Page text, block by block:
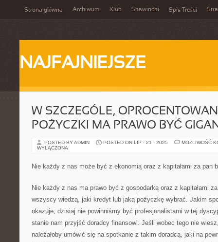
Strona główna Archiwum Klub Skawinski Spis Treści
NAJFAJNIEJSZE
W SZCZEGÓLE,
POŻYCZKI MA PRAWO BYĆ
POSTED BY ADMIN POSTED ON LIP - 21 - 2025
MOŻLIWOŚĆ
WYŁĄCZONA
Nie każdy z nas może być z ekonomią oraz z kapitałami za pan
Nie każdy z nas ma prawo być z gospodarką oraz z kapitałami
wszyscy wiedzą, jaki kredyt lub jaką pożyczkę wybrać. Jakim
okazuje, dzisiaj nie powinniśmy być profesjonalistami w tej
stanie nam przyjść doradcy finansowi. Jeśli wobec tego nie
należałoby umówić się na spotkanie z takim doradcą, jaki na